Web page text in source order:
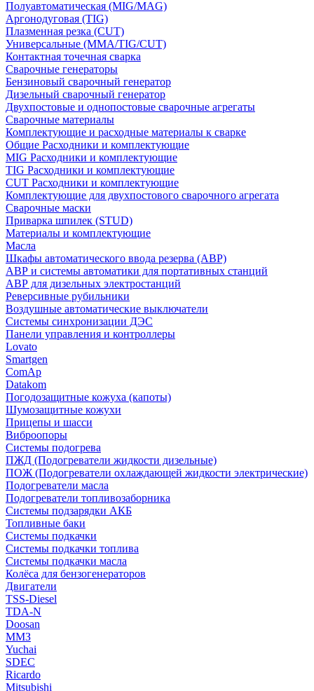
Полуавтоматическая (MIG/MAG)
Аргонодуговая (TIG)
Плазменная резка (CUT)
Универсальные (MMA/TIG/CUT)
Контактная точечная сварка
Сварочные генераторы
Бензиновый сварочный генератор
Дизельный сварочный генератор
Двухпостовые и однопостовые сварочные агрегаты
Сварочные материалы
Комплектующие и расходные материалы к сварке
Общие Расходники и комплектующие
MIG Расходники и комплектующие
TIG Расходники и комплектующие
CUT Расходники и комплектующие
Комплектующие для двухпостового сварочного агрегата
Сварочные маски
Приварка шпилек (STUD)
Материалы и комплектующие
Масла
Шкафы автоматического ввода резерва (АВР)
АВР и системы автоматики для портативных станций
АВР для дизельных электростанций
Реверсивные рубильники
Воздушные автоматические выключатели
Системы синхронизации ДЭС
Панели управления и контроллеры
Lovato
Smartgen
ComAp
Datakom
Погодозащитные кожуха (капоты)
Шумозащитные кожухи
Прицепы и шасси
Виброопоры
Системы подогрева
ПЖД (Подогреватели жидкости дизельные)
ПОЖ (Подогреватели охлаждающей жидкости электрические)
Подогреватели масла
Подогреватели топливозаборника
Системы подзарядки АКБ
Топливные баки
Системы подкачки
Системы подкачки топлива
Системы подкачки масла
Колёса для бензогенераторов
Двигатели
TSS-Diesel
TDA-N
Doosan
ММЗ
Yuchai
SDEC
Ricardo
Mitsubishi